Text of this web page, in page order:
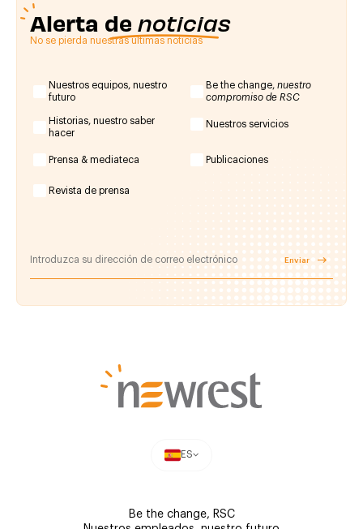
Alerta de noticias
No se pierda nuestras últimas noticias
Nuestros equipos, nuestro
futuro
Be the change, nuestro
compromiso de RSC
Historias, nuestro saber
hacer
Nuestros servicios
Prensa & mediateca Publicaciones
Revista de prensa
Enviar
ES
Be the change, RSC